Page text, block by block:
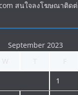
สนใจลงโฆษณาติดต่
September 2023
1